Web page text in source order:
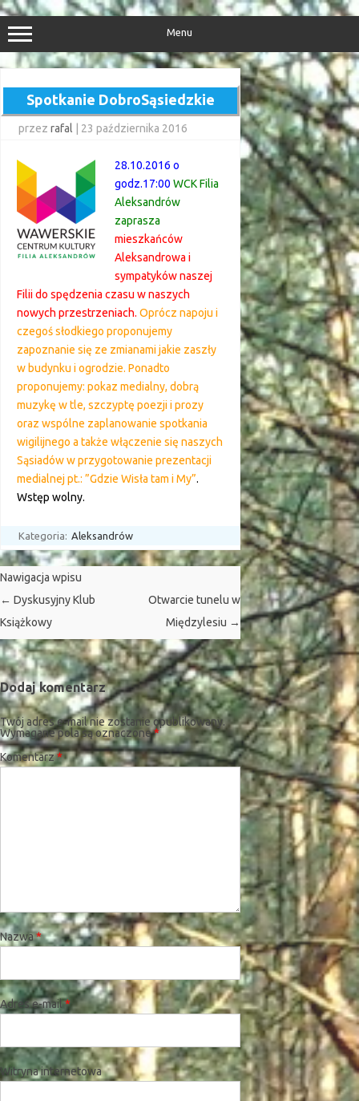
Przejdź
do
treści
Menu
Spotkanie DobroSąsiedzkie
przez rafal 23 października 2016
28.10.2016 o
godz.17:00 WCK Filia
Aleksandrów
zaprasza
mieszkańców
Aleksandrowa i
sympatyków naszej
Filii do spędzenia czasu w naszych
nowych przestrzeniach. Oprócz napoju i
czegoś słodkiego proponujemy
zapoznanie się ze zmianami jakie zaszły
w budynku i ogrodzie. Ponadto
proponujemy: pokaz medialny, dobrą
muzykę w tle, szczyptę poezji i prozy
oraz wspólne zaplanowanie spotkania
wigilijnego a także włączenie się naszych
Sąsiadów w przygotowanie prezentacji
medialnej pt.: ”Gdzie Wisła tam i My”.
Wstęp wolny.
Kategoria: Aleksandrów
Nawigacja wpisu
← Dyskusyjny Klub
Książkowy
Otwarcie tunelu w
Międzylesiu →
Dodaj komentarz
Twój adres e-mail nie zostanie opublikowany.
Wymagane pola są oznaczone*
Komentarz*
Nazwa*
Adres e-mail*
Witryna internetowa